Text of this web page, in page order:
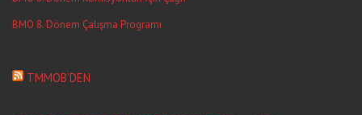
BMO 8. Dönem Çalışma Programı
TMMOB’DEN